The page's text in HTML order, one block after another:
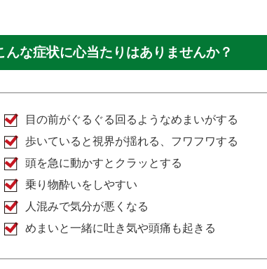
んな症状に心当たりはありませんか？
目の前がぐるぐる回るようなめまいがする
歩いていると視界が揺れる、フワフワする
頭を急に動かすとクラッとする
乗り物酔いをしやすい
人混みで気分が悪くなる
めまいと一緒に吐き気や頭痛も起きる